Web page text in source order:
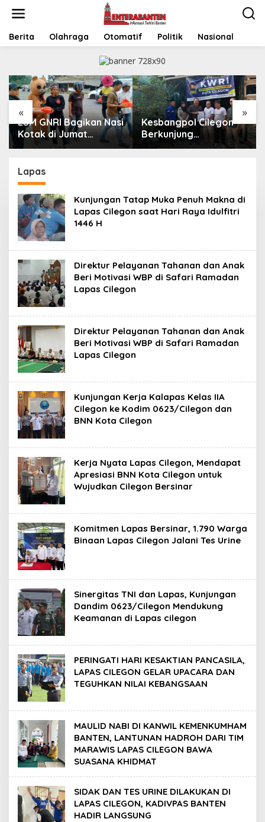
Berita Olahraga Otomatif Politik Nasional
« »
LSM GNRI Bagikan Nasi
Kotak di Jumat
Berkah, Warga
Kesbangpol Cilegon
Berkunjung
Sekretariat Kwri Kota
Lapas
Kunjungan Tatap Muka Penuh Makna di
Lapas Cilegon saat Hari Raya Idulfitri
1446 H
Direktur Pelayanan Tahanan dan Anak
Beri Motivasi WBP di Safari Ramadan
Lapas Cilegon
Direktur Pelayanan Tahanan dan Anak
Beri Motivasi WBP di Safari Ramadan
Lapas Cilegon
Kunjungan Kerja Kalapas Kelas IIA
Cilegon ke Kodim 0623/Cilegon dan
BNN Kota Cilegon
Kerja Nyata Lapas Cilegon, Mendapat
Apresiasi BNN Kota Cilegon untuk
Wujudkan Cilegon Bersinar
Komitmen Lapas Bersinar, 1.790 Warga
Binaan Lapas Cilegon Jalani Tes Urine
Sinergitas TNI dan Lapas, Kunjungan
Dandim 0623/Cilegon Mendukung
Keamanan di Lapas cilegon
PERINGATI HARI KESAKTIAN PANCASILA,
LAPAS CILEGON GELAR UPACARA DAN
TEGUHKAN NILAI KEBANGSAAN
MAULID NABI DI KANWIL KEMENKUMHAM
BANTEN, LANTUNAN HADROH DARI TIM
MARAWIS LAPAS CILEGON BAWA
SUASANA KHIDMAT
SIDAK DAN TES URINE DILAKUKAN DI
LAPAS CILEGON, KADIVPAS BANTEN
HADIR LANGSUNG